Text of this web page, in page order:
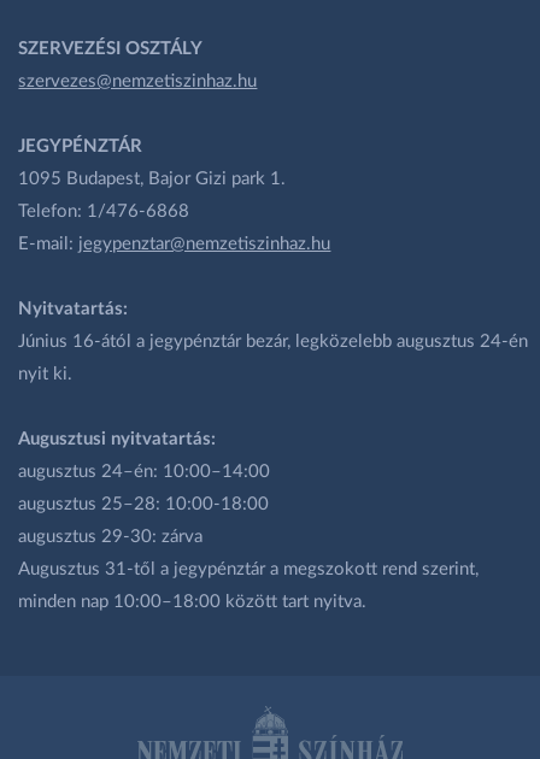
SZERVEZÉSI OSZTÁLY
szervezes@nemzetiszinhaz.hu
JEGYPÉNZTÁR
1095 Budapest, Bajor Gizi park 1.
Telefon: 1/476-6868
E-mail: jegypenztar@nemzetiszinhaz.hu
Nyitvatartás:
Június 16-ától a jegypénztár bezár, legközelebb augusztus 24-én
nyit ki.
Augusztusi nyitvatartás:
augusztus 24–én: 10:00–14:00
augusztus 25–28: 10:00-18:00
augusztus 29-30: zárva
Augusztus 31-től a jegypénztár a megszokott rend szerint,
minden nap 10:00–18:00 között tart nyitva.